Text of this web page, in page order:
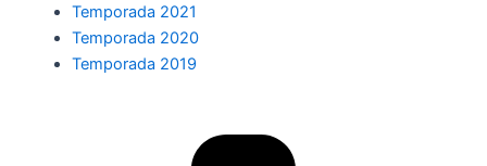
Temporada 2021
Temporada 2020
Temporada 2019